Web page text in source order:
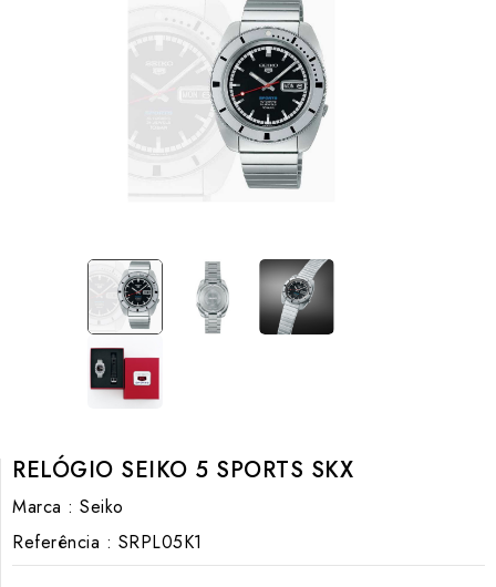
RELÓGIO SEIKO 5 SPORTS SKX
Marca : Seiko
Referência : SRPL05K1